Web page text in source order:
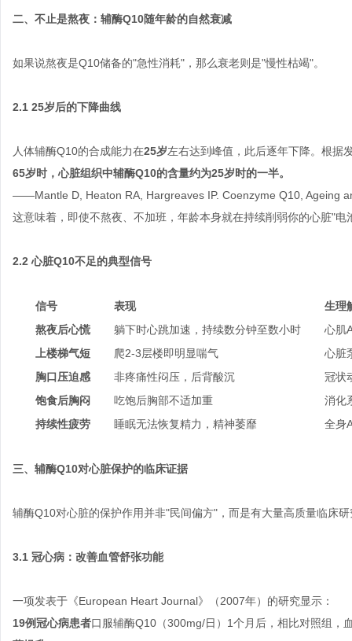
二、不止是熬夜：辅酶Q10随年龄的自然衰减
如果说熬夜是Q10储备的"急性消耗"，那么衰老则是"慢性枯竭"。
2.1 25岁后的下降曲线
人体辅酶Q10的合成能力在25岁左右达到峰值，此后逐年下降。根据
65岁时，心脏组织中辅酶Q10的含量约为25岁时的一半。
——Mantle D, Heaton RA, Hargreaves IP. Coenzyme Q10, Ageing
这意味着，即使不熬夜、不加班，年龄本身就在持续削弱你的心脏"电
2.2 心脏Q10不足的典型信号
信号 表现
生理
熬夜后心慌
躺下时心跳加速，持续数分钟至数小时
心肌
上楼梯气短
爬2-3层楼即明显喘气
心脏
胸口压迫感
非疼痛性闷压，后背酸沉
冠状
饱食后胸闷
吃饱后胸部不适加重
消化
持续性疲劳
睡眠无法恢复精力，精神萎靡 全身
三、辅酶Q10对心脏保护的临床证据
辅酶Q10对心脏的保护作用并非"民间偏方"，而是有大量高质量临床
3.1 冠心病：改善血管舒张功能
一项发表于《European Heart Journal》（2007年）的研究显示：
19例冠心病患者口服辅酶Q10（300mg/日）1个月后，相比对照组，